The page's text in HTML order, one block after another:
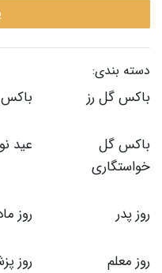
دسته بندی:
باکس گل رز باکس
باکس گل
خواستگاری
عید
روز پدر روز
روز معلم روز